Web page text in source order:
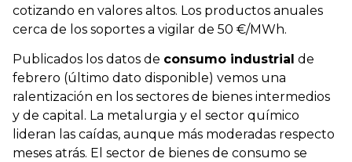
cotizando en valores altos. Los productos anuales
cerca de los soportes a vigilar de 50 €/MWh.
Publicados los datos de consumo industrial de
febrero (último dato disponible) vemos una
ralentización en los sectores de bienes intermedios
y de capital. La metalurgia y el sector químico
lideran las caídas, aunque más moderadas respecto
meses atrás. El sector de bienes de consumo se